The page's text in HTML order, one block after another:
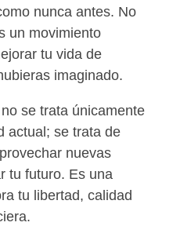
nunca antes. No
un movimiento
tu vida de
imaginado.
se trata únicamente
actual; se trata de
nuevas
tu futuro. Es una
tu libertad, calidad